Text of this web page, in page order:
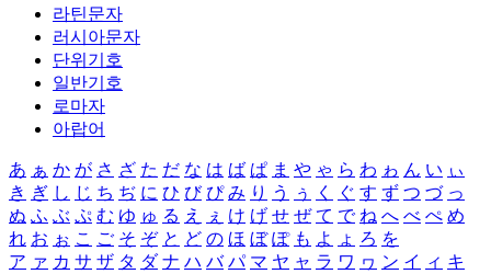
라틴문자
러시아문자
단위기호
일반기호
로마자
아랍어
あ ぁ か が さ ざ た だ な は ば ぱ ま や ゃ ら わ ゎ ん い ぃ
き ぎ し じ ち ぢ に ひ び ぴ み り う ぅ く ぐ す ず つ づ っ
ぬ ふ ぶ ぷ む ゆ ゅ る え ぇ け げ せ ぜ て で ね へ べ ぺ め
れ お ぉ こ ご そ ぞ と ど の ほ ぼ ぽ も よ ょ ろ を
ア ァ カ サ ザ タ ダ ナ ハ バ パ マ ヤ ャ ラ ワ ヮ ン イ ィ キ